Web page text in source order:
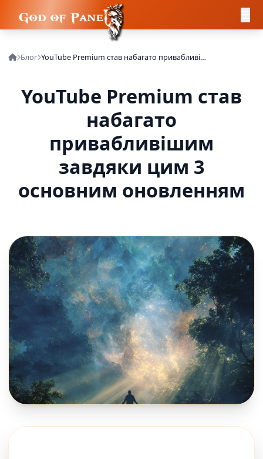
Блог YouTube Premium став набагато привабливішим завдяки цим 3 основним оновленням
YouTube Premium став
набагато
привабливішим
завдяки цим 3
основним оновленням